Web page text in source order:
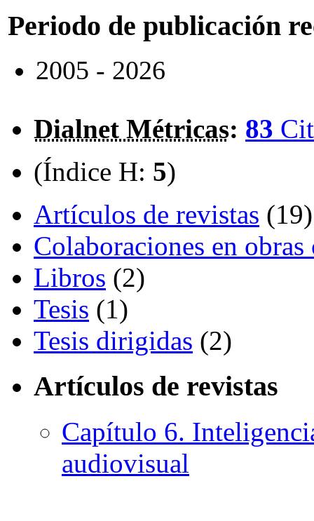
Periodo de publicación
2005 - 2026
Dialnet Métricas: 83
(Índice H: 5)
Artículos de revistas (19)
Colaboraciones en
Libros (2)
Tesis (1)
Tesis dirigidas (2)
Artículos de revistas
Capítulo 6.
audiovisual